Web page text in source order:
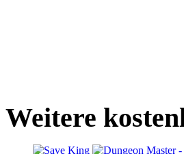
Weitere